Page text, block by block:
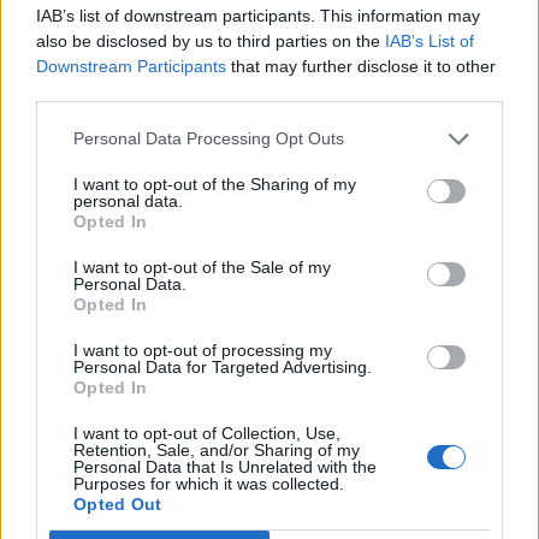
IAB’s list of downstream participants. This information may
also be disclosed by us to third parties on the IAB’s List of
Downstream Participants that may further disclose it to other
Personal Data Processing Opt Outs
I want to opt-out of the Sharing of my
personal data.
Opted In
I want to opt-out of the Sale of my
Personal Data.
Opted In
I want to opt-out of processing my
Personal Data for Targeted Advertising.
Opted In
I want to opt-out of Collection, Use,
Retention, Sale, and/or Sharing of my
Personal Data that Is Unrelated with the
Purposes for which it was collected.
Opted Out
Publicidad